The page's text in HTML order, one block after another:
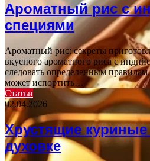
Ароматный рис с
специями
Ароматный рис: секреты
вкусного ароматного риса с
следовать определенным
может испортить…
Статьи
02.04.2026
Хрустящие
духовке